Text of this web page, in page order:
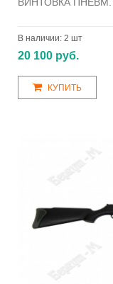
В наличии: 2 шт
20 100 руб.
КУПИТЬ